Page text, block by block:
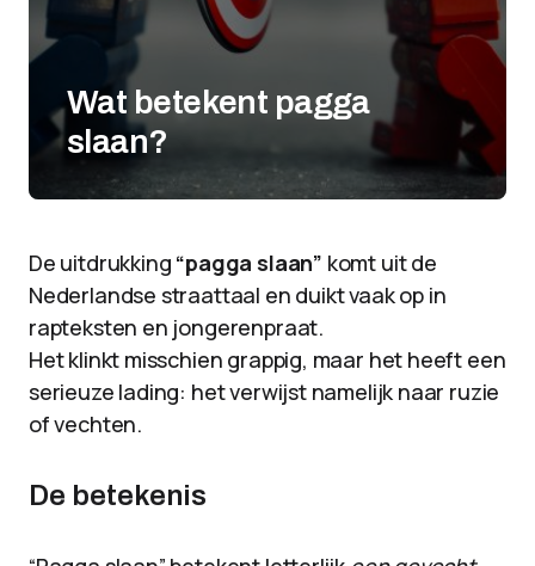
Wat betekent pagga
slaan?
De uitdrukking “pagga slaan” komt uit de
Nederlandse straattaal en duikt vaak op in
rapteksten en jongerenpraat.
Het klinkt misschien grappig, maar het heeft een
serieuze lading: het verwijst namelijk naar ruzie
of vechten.
De betekenis